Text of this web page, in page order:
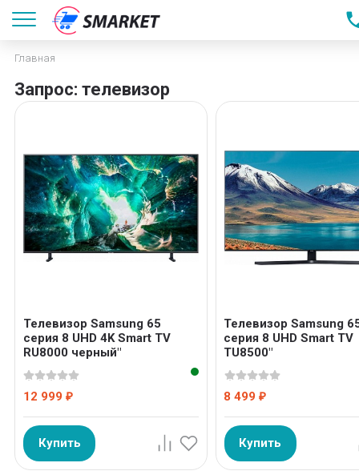
Главная
Запрос: телевизор
Телевизор Samsung 65
серия 8 UHD 4K Smart TV
RU8000 черный"
12 999₽
Купить
Телевизор Samsung
серия 8 UHD Smart TV
TU8500"
8 499₽
Купить